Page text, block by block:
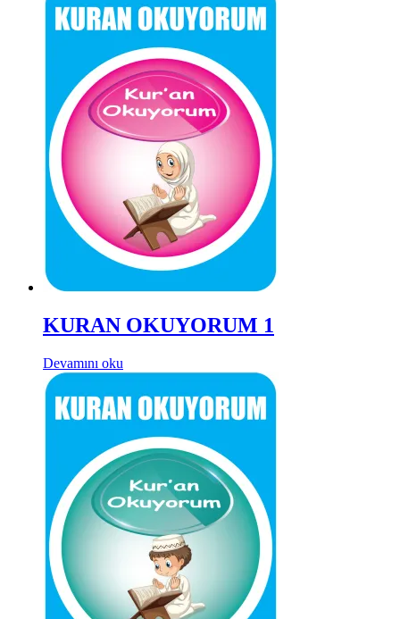
KURAN OKUYORUM 1
Devamını oku